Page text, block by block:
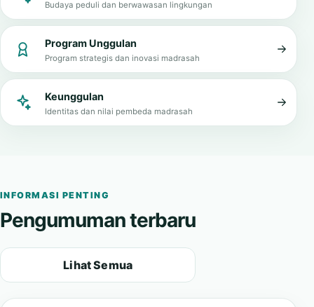
Budaya peduli dan berwawasan lingkungan
Program Unggulan
Program strategis dan inovasi madrasah
Keunggulan
Identitas dan nilai pembeda madrasah
INFORMASI PENTING
Pengumuman terbaru
Lihat Semua